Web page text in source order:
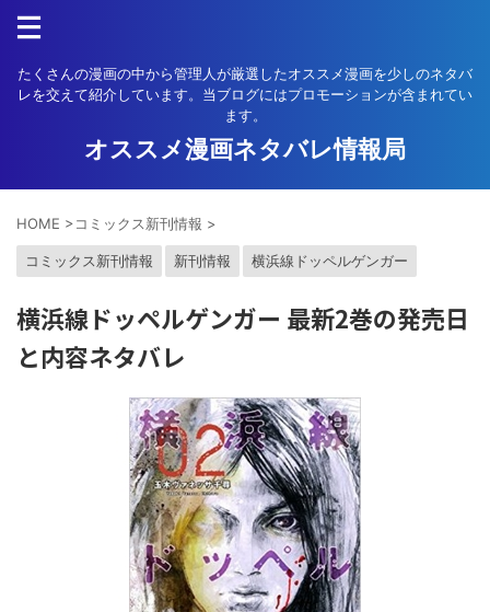
たくさんの漫画の中から管理人が厳選したオススメ漫画を少しのネタバ
レを交えて紹介しています。当ブログにはプロモーションが含まれてい
ます。
オススメ漫画ネタバレ情報局
HOME >コミックス新刊情報 >
コミックス新刊情報 新刊情報 横浜線ドッペルゲンガー
横浜線ドッペルゲンガー 最新2巻の発売日
と内容ネタバレ